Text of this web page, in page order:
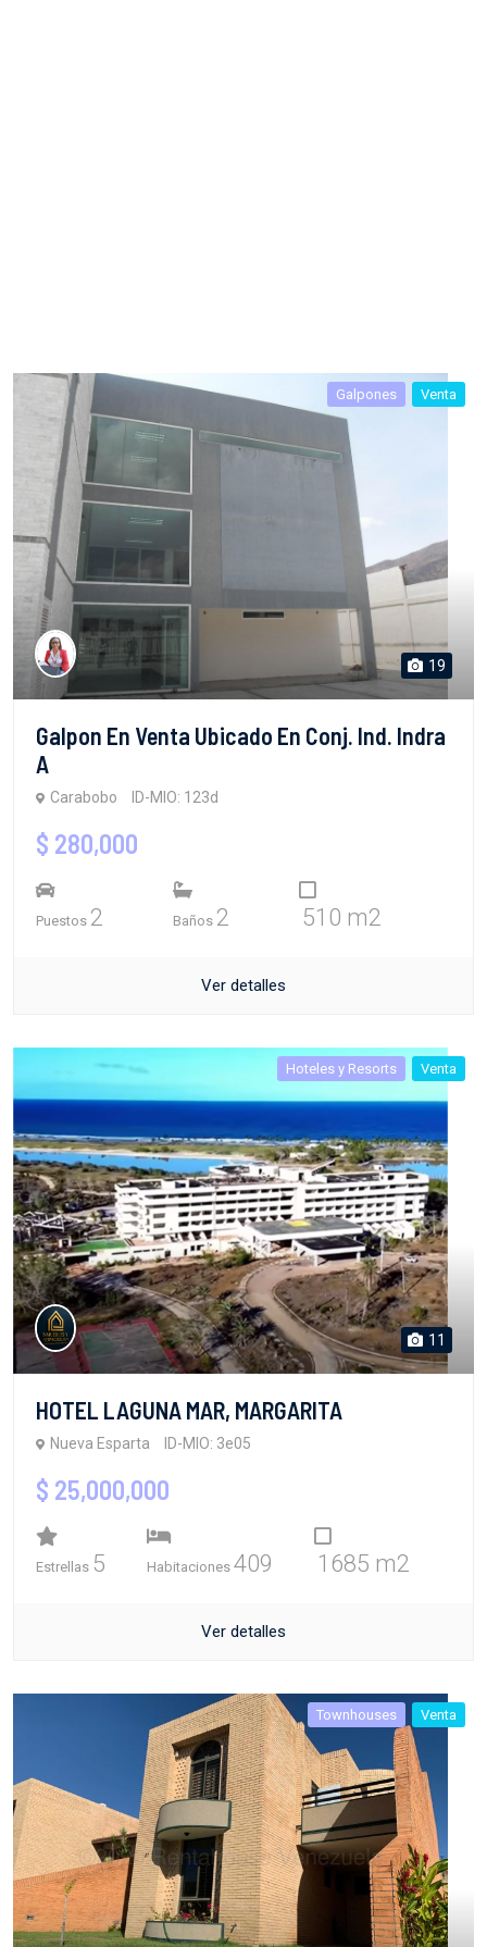
Galpones Venta
19
Galpon En Venta Ubicado En Conj. Ind. Indra
A
Carabobo ID-MIO: 123d
$ 280,000
Puestos 2 Baños 2 510 m2
Ver detalles
Hoteles y Resorts Venta
11
HOTEL LAGUNA MAR, MARGARITA
Nueva Esparta ID-MIO: 3e05
$ 25,000,000
Estrellas 5 Habitaciones 409 1685 m2
Ver detalles
Townhouses Venta